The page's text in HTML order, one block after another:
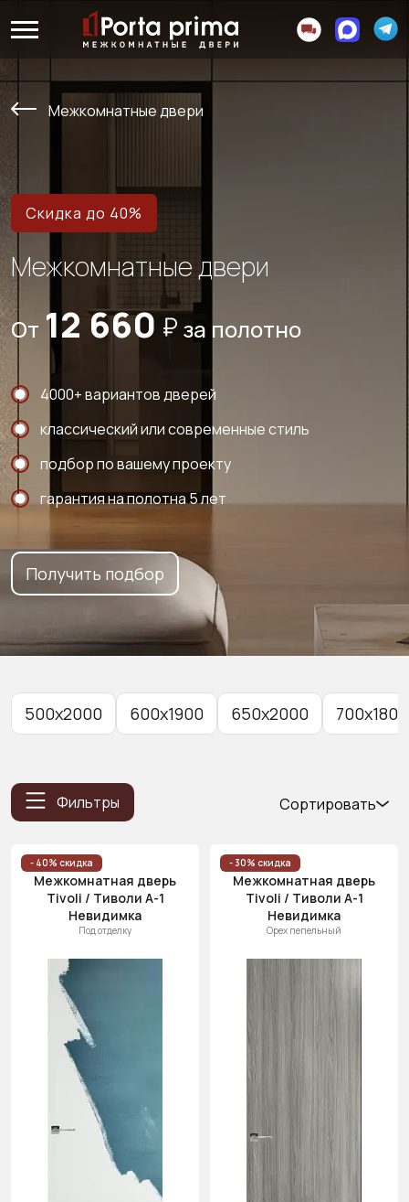
Межкомнатные двери
Скидка до 40%
Межкомнатные двери
От 12 660 за полотно
4000+ вариантов дверей
классический или современные стиль
подбор по вашему проекту
гарантия на полотна 5 лет
Получить подбор
500x2000 600x1900 650x2000 700x1800
Фильтры
Сортировать
Цена
(возр.)
Цена (убыв.)
Cначала
новинки
Cначала
скидки
- 40% скидка
Межкомнатная дверь
Tivoli / Тиволи А-1
Невидимка
Под отделку
- 30% скидка
Межкомнатная дверь
Tivoli / Тиволи А-1
Невидимка
Орех пепельный